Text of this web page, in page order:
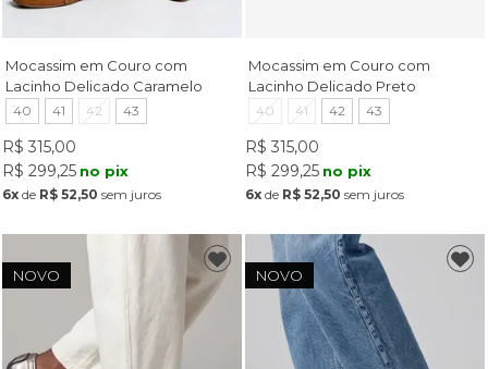
Mocassim em Couro com
Lacinho Delicado Caramelo
40 41 42 43
R$ 315,00
R$ 299,25 no pix
6xde R$ 52,50 sem juros
Mocassim em Couro com
Lacinho Delicado Preto
40 41 42 43
R$ 315,00
R$ 299,25 no pix
6x de R$ 52,50 sem juros
NOVO NOVO